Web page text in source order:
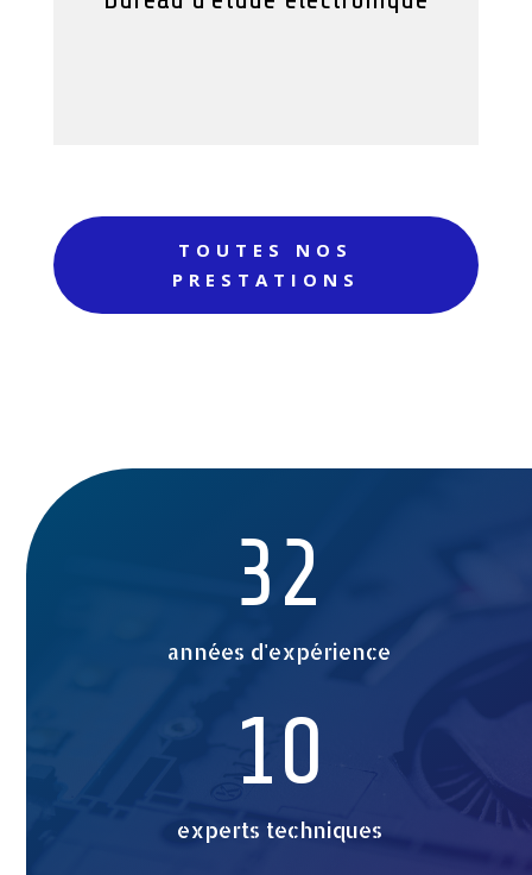
TOUTES NOS
PRESTATIONS
32
années d'expérience
10
experts techniques